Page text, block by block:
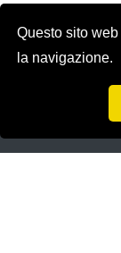
Questo sito
la navigazione.
Rivista